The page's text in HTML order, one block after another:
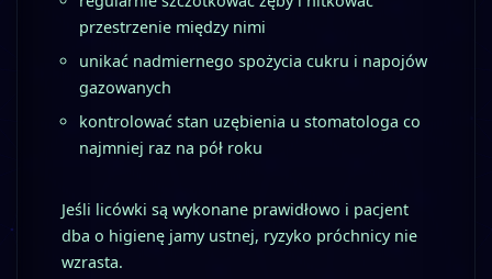
przestrzenie między nimi
unikać nadmiernego spożycia cukru i napojów
gazowanych
kontrolować stan uzębienia u stomatologa co
najmniej raz na pół roku
Jeśli licówki są wykonane prawidłowo i pacjent
dba o higienę jamy ustnej, ryzyko próchnicy nie
wzrasta.